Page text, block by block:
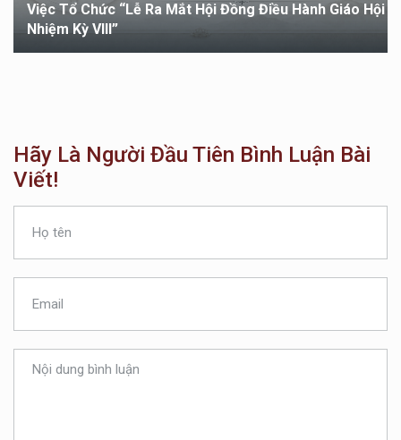
Việc Tổ Chức “Lễ Ra Mắt Hội Đồng Điều Hành Giáo Hội
Nhiệm Kỳ VIII”
Hãy Là Người Đầu Tiên Bình Luận Bài
Viết!